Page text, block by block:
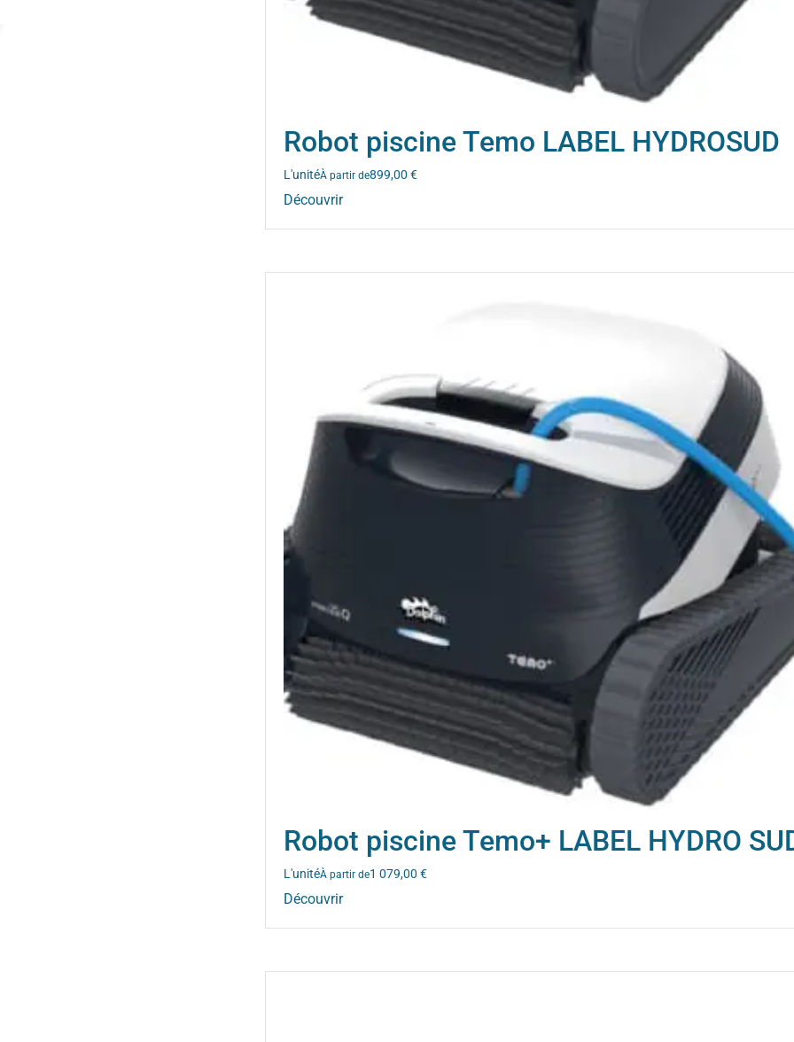
Robot piscine Temo LABEL HYDROSUD
L'unitéÀ partir de899,00 €
Découvrir
Robot piscine Temo+ LABEL HYDRO
L'unitéÀ partir de1 079,00 €
Découvrir